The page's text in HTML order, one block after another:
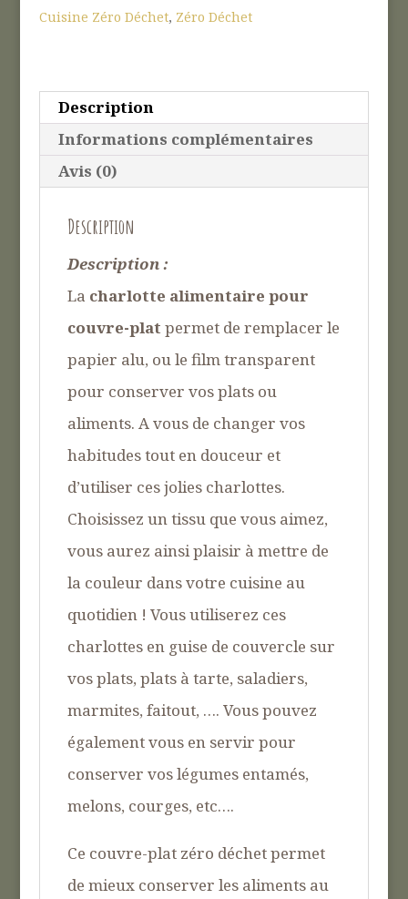
plat
enduit
Cuisine Zéro Déchet, Zéro Déchet
Description
Informations complémentaires
Avis (0)
Description
Description :
La charlotte alimentaire pour
couvre-plat permet de remplacer le
papier alu, ou le film transparent
pour conserver vos plats ou
aliments. A vous de changer vos
habitudes tout en douceur et
d’utiliser ces jolies charlottes.
Choisissez un tissu que vous aimez,
vous aurez ainsi plaisir à mettre de
la couleur dans votre cuisine au
quotidien ! Vous utiliserez ces
charlottes en guise de couvercle sur
vos plats, plats à tarte, saladiers,
marmites, faitout, …. Vous pouvez
également vous en servir pour
conserver vos légumes entamés,
melons, courges, etc….
Ce couvre-plat zéro déchet permet
de mieux conserver les aliments au